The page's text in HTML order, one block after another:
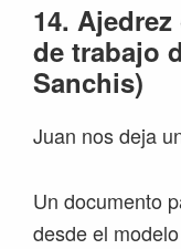
14.
de trabajo
Sanchis)
Juan nos deja
Un documento
desde el